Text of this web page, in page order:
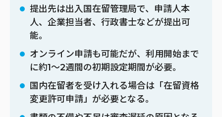
提出先は出入国在留管理局で、申請人本
人、企業担当者、行政書士などが提出可
能。
オンライン申請も可能だが、利用開始まで
に約1〜2週間の初期設定期間が必要。
国内在留者を受け入れる場合は「在留資格
変更許可申請」が必要となる。